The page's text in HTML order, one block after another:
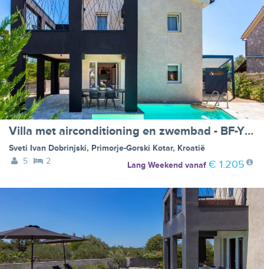
Villa met airconditioning en zwembad - BF-Y99MY
Sveti Ivan Dobrinjski, Primorje-Gorski Kotar, Kroatië
5
2 Lang Weekendvanaf € 1.205